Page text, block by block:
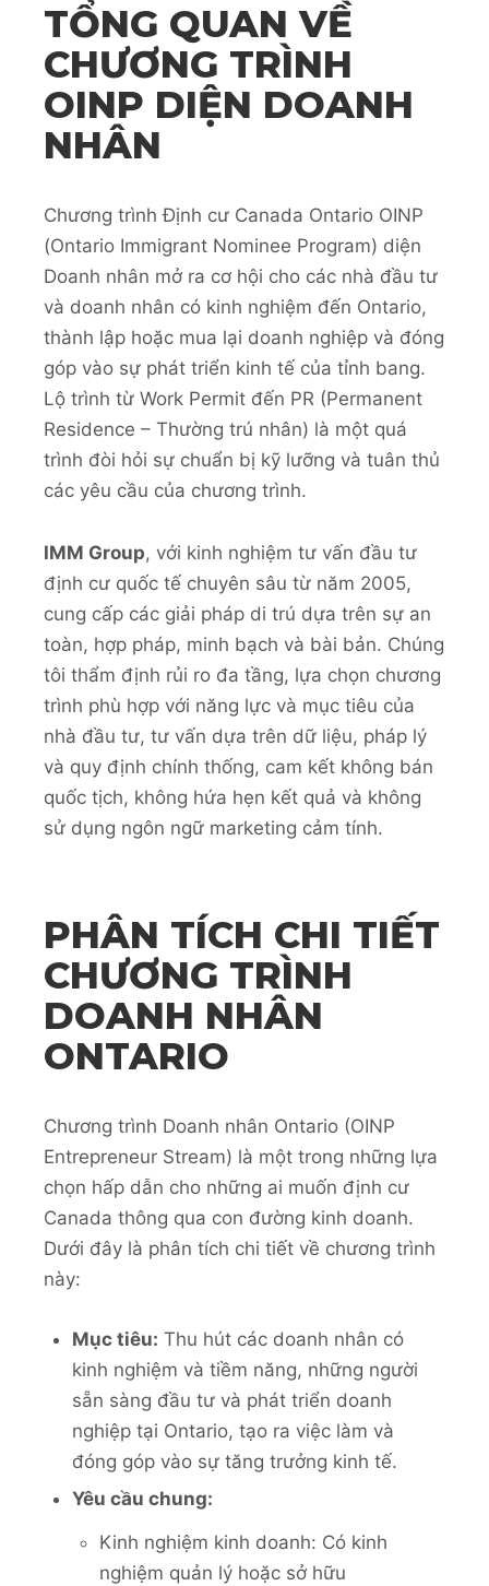
TỔNG QUAN VỀ
CHƯƠNG TRÌNH
OINP DIỆN DOANH
NHÂN
Chương trình Định cư Canada Ontario OINP
(Ontario Immigrant Nominee Program) diện
Doanh nhân mở ra cơ hội cho các nhà đầu tư
và doanh nhân có kinh nghiệm đến Ontario,
thành lập hoặc mua lại doanh nghiệp và đóng
góp vào sự phát triển kinh tế của tỉnh bang.
Lộ trình từ Work Permit đến PR (Permanent
Residence – Thường trú nhân) là một quá
trình đòi hỏi sự chuẩn bị kỹ lưỡng và tuân thủ
các yêu cầu của chương trình.
IMM Group, với kinh nghiệm tư vấn đầu tư
định cư quốc tế chuyên sâu từ năm 2005,
cung cấp các giải pháp di trú dựa trên sự an
toàn, hợp pháp, minh bạch và bài bản. Chúng
tôi thẩm định rủi ro đa tầng, lựa chọn chương
trình phù hợp với năng lực và mục tiêu của
nhà đầu tư, tư vấn dựa trên dữ liệu, pháp lý
và quy định chính thống, cam kết không bán
quốc tịch, không hứa hẹn kết quả và không
sử dụng ngôn ngữ marketing cảm tính.
PHÂN TÍCH CHI TIẾT
CHƯƠNG TRÌNH
DOANH NHÂN
ONTARIO
Chương trình Doanh nhân Ontario (OINP
Entrepreneur Stream) là một trong những lựa
chọn hấp dẫn cho những ai muốn định cư
Canada thông qua con đường kinh doanh.
Dưới đây là phân tích chi tiết về chương trình
này:
Mục tiêu: Thu hút các doanh nhân có
kinh nghiệm và tiềm năng, những người
sẵn sàng đầu tư và phát triển doanh
nghiệp tại Ontario, tạo ra việc làm và
đóng góp vào sự tăng trưởng kinh tế.
Yêu cầu chung:
Kinh nghiệm kinh doanh: Có kinh
nghiệm quản lý hoặc sở hữu